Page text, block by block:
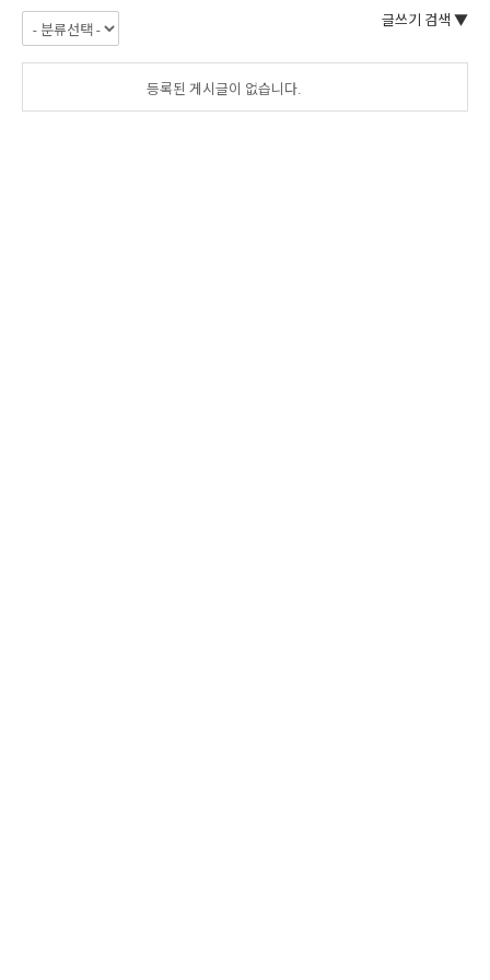
글쓰기 검색 ▼
등록된 게시글이 없습니다.